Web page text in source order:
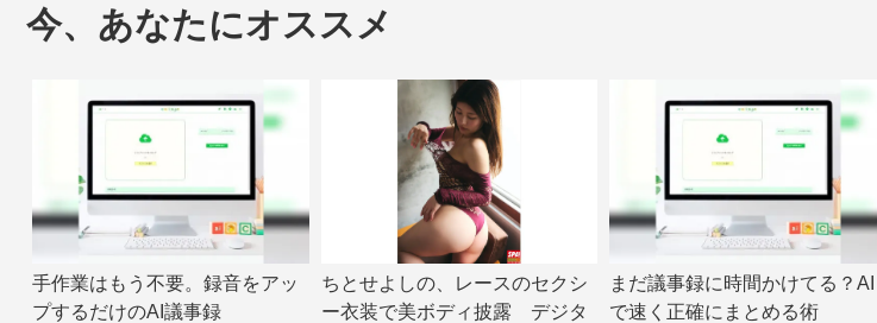
今、あなたにオススメ
手作業はもう不要。録音をアッ
プするだけのAI議事録
ちとせよしの、レースのセクシ
ー衣装で美ボディ披露 デジタ
まだ議事録に時間かけてる？AI
で速く正確にまとめる術